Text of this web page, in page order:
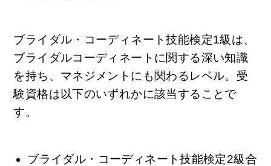
ブライダル・コーディネート技能検定1級は、
ブライダルコーディネートに関する深い知識
を持ち、マネジメントにも関わるレベル。受
験資格は以下のいずれかに該当することで
す。
ブライダル・コーディネート技能検定2級合